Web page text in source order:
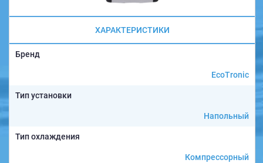
ХАРАКТЕРИСТИКИ
Бренд
EcoTronic
Тип установки
Напольный
Тип охлаждения
Компрессорный